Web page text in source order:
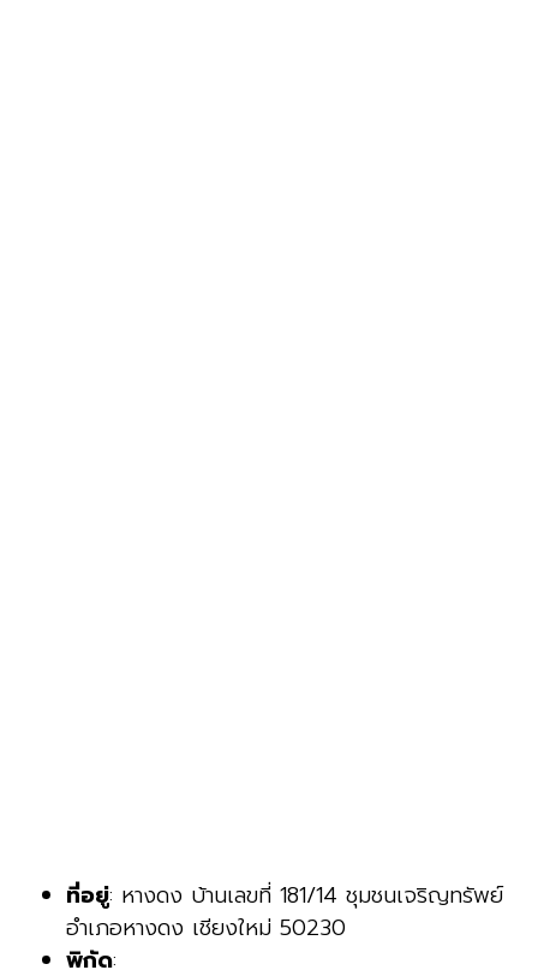
ที่อยู่: หางดง บ้านเลขที่ 181/14 ชุมชนเจริญทรัพย์
อำเภอหางดง เชียงใหม่ 50230
พิกัด: